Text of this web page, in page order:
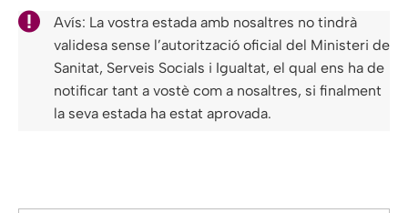
Avís: La vostra estada amb nosaltres no tindrà
validesa sense l’autorització oficial del Ministeri de
Sanitat, Serveis Socials i Igualtat, el qual ens ha de
notificar tant a vostè com a nosaltres, si finalment
la seva estada ha estat aprovada.